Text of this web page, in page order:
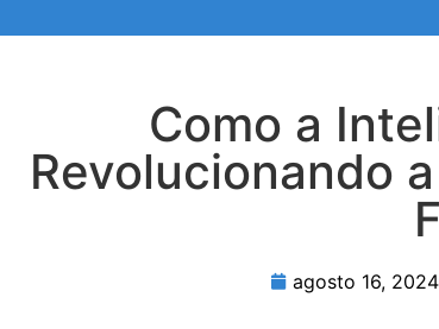
Como a
Revolucionando
agosto 16, 2024